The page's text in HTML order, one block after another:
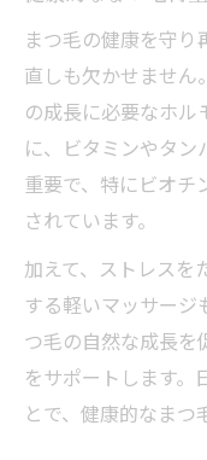
まつ毛の健康を守
直しも欠かせません
の成長に必要なホル
に、ビタミンやタン
重要で、特にビオチ
されています。
加えて、ストレスを
する軽いマッサージ
つ毛の自然な成長を
をサポートします。
とで、健康的なまつ